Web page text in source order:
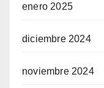
enero 2025
diciembre 2024
noviembre 2024